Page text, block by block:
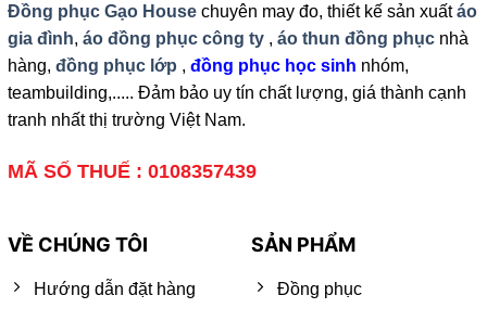
Đồng phục Gạo Housechuyên may đo, thiết kế sản xuấtáo
gia đình, áo đồng phục công ty, áo thun đồng phụcnhà
hàng, đồng phục lớp , đồng phục học sinh nhóm,
teambuilding,..... Đảm bảo uy tín chất lượng, giá thành cạnh
tranh nhất thị trường Việt Nam.
MÃ SỐ THUẾ : 0108357439
VỀ CHÚNG TÔI
Hướng dẫn đặt hàng
SẢN PHẨM
Đồng phục